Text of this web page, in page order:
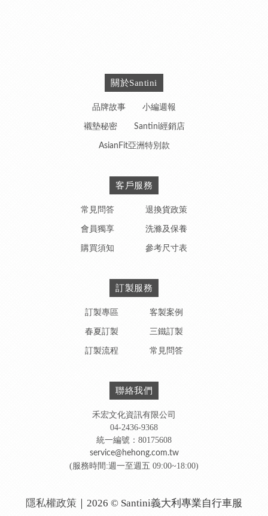
關於Santini
品牌故事 小編週報
襯墊秘密 Santini經銷店
AsianFit亞洲特別款
客戶服務
常見問答 退換貨政策
會員獨享 洗滌及保養
購買須知 參考尺寸表
訂製服務
訂製專區 客製案例
春夏訂製 三鐵訂製
訂製流程 常見問答
聯絡我們
禾宏文化資訊有限公司
04-2436-9368
統一編號：80175608
service@hehong.com.tw
(服務時間:週一至週五 09:00~18:00)
隱私權政策 ｜2026 © Santini義大利專業自行車服